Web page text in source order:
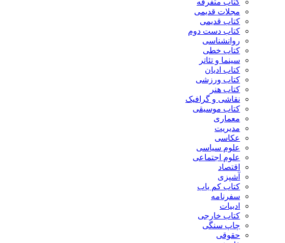
کتاب متفرقه
مجلات قدیمی
کتاب قدیمی
کتاب دست دوم
روانشناسی
کتاب خطی
سینما و تئاتر
کتاب ادیان
کتاب ورزشی
کتاب هنر
نقاشی و گرافیک
کتاب موسیقی
معماری
مدیریت
عکاسی
علوم سیاسی
علوم اجتماعی
اقتصاد
آشپزی
کتاب کم یاب
سفرنامه
ادبیات
کتاب خارجی
چاپ سنگی
حقوقی